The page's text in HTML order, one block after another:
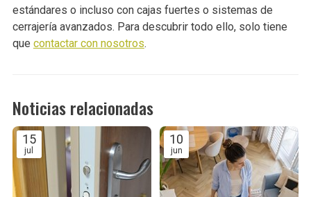
estándares o incluso con cajas fuertes o sistemas de
cerrajería avanzados. Para descubrir todo ello, solo tiene
que contactar con nosotros.
Noticias relacionadas
15
jul
10
jun